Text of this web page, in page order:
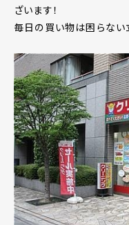
ざいます！
毎日の買い物は困らない